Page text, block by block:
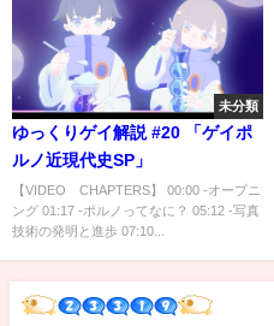
未分類
ゆっくりゲイ解説 #20 「ゲイポ
ルノ近現代史SP」
【VIDEO CHAPTERS】 00:00 -オープニ
ング 01:17 -ポルノってなに？ 05:12 -写真
技術の発明と進歩 07:10...